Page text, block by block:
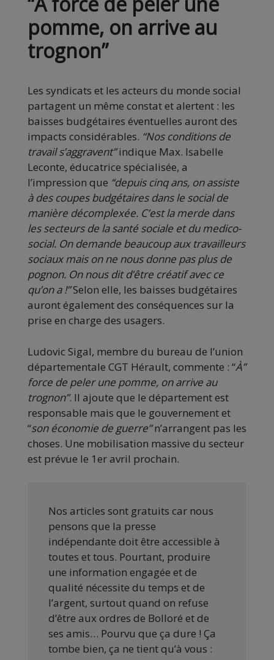
pomme, on arrive au
trognon”
Les syndicats et les acteurs du monde social
partagent un même constat et alertent : les
baisses budgétaires éventuelles auront des
impacts considérables. “Nos conditions de
travail s’aggravent”indique Max. Isabelle
Leconte, éducatrice spécialisée, a
l’impression que “depuis cinq ans, on assiste
à des coupes budgétaires dans le social de
manière décomplexée. C’est la merde dans
les secteurs de la santé sociale et du medico-
social. On demande beaucoup aux travailleurs
sociaux mais on ne nous donne pas plus de
pognon. On nous dit d’être créatif avec ce
qu’on a !”Selon elle, les baisses budgétaires
auront également des conséquences sur la
prise en charge des usagers.
Ludovic Sigal, membre du bureau de l’union
départementale CGT Hérault, commente : “À”
force de peler une pomme, on arrive au
trognon”. Il ajoute que le département est
responsable mais que le gouvernement et
“son économie de guerre”n’arrangent pas les
choses. Une mobilisation massive du secteur
est prévue le 1er avril prochain.
Nos articles sont gratuits car nous
pensons que la presse
indépendante doit être accessible à
toutes et tous. Pourtant, produire
une information engagée et de
qualité nécessite du temps et de
l’argent, surtout quand on refuse
d’être aux ordres de Bolloré et de
ses amis… Pourvu que ça dure ! Ça
tombe bien, ça ne tient qu’à vous :